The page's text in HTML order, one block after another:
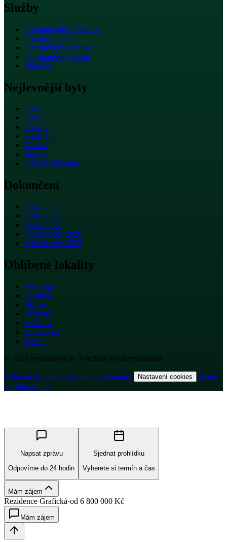
Služby
Pro kupující0 % provize
Pro developery
Investiční kalkulačka
Developerský portál
Můj účet
Nejlevnější byty
Praha
Praha 5
Praha 9
Praha 10
Kladno
Beroun
Středočeský kraj
Dokončení
Praha 2025
Praha 2026
Praha 2027
Středočeský 2026
Středočeský 2027
Oblíbené lokality
Vysočany
Hostivař
Žižkov
Vršovice
Smíchov
Holešovice
Karlín
© 2026 novostavby.ai. Všechna práva vyhrazena.
Ochrana os. údajů·Obchodní podmínky· Nastavení cookies ·Made
by shh.agency
Napsat zprávu
Odpovíme do 24 hodin
Sjednat prohlídku
Vyberete si termín a čas
Mám zájem
Rezidence Grafická·od 6 800 000 Kč
Mám zájem